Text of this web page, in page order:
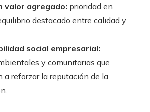
valor agregado: prioridad en
destacado entre calidad y
social empresarial:
y comunitarias que
a reforzar la reputación de la